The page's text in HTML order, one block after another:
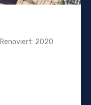
2020